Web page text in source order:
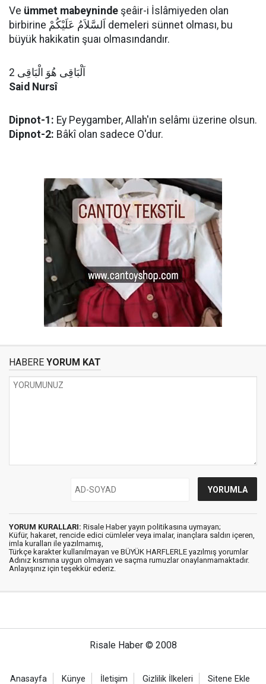
Ve ümmet mabeyninde şeâir-i İslâmiyeden olan
birbirine اَلسَّلاَمُ عَلَيْكُمْ demeleri sünnet olması, bu
büyük hakikatin şuaı olmasındandır.
اَلْبَاقِى هُوَ الْبَاقِى 2
Said Nursî
Dipnot-1: Ey Peygamber, Allah'ın selâmı üzerine olsun.
Dipnot-2: Bâkî olan sadece O'dur.
HABERE YORUM KAT
YORUM KURALLARI: Risale Haber yayın politikasına uymayan;
Küfür, hakaret, rencide edici cümleler veya imalar, inançlara saldırı içeren,
imla kuralları ile yazılmamış,
Türkçe karakter kullanılmayan ve BÜYÜK HARFLERLE yazılmış yorumlar
Adınız kısmına uygun olmayan ve saçma rumuzlar onaylanmamaktadır.
Anlayışınız için teşekkür ederiz.
Risale Haber © 2008
Anasayfa Künye İletişim Gizlilik İlkeleri Sitene Ekle